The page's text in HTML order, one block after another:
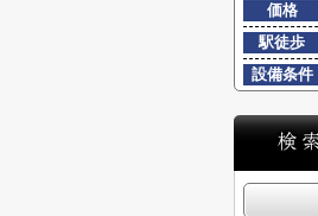
価格
駅徒歩
設備条件